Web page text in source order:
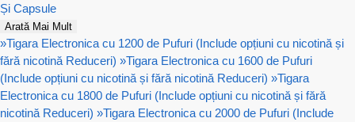
Și Capsule
Arată Mai Mult
»Tigara Electronica cu 1200 de Pufuri (Include opțiuni cu nicotină și
fără nicotină Reduceri) »Tigara Electronica cu 1600 de Pufuri
(Include opțiuni cu nicotină și fără nicotină Reduceri) »Tigara
Electronica cu 1800 de Pufuri (Include opțiuni cu nicotină și fără
nicotină Reduceri) »Tigara Electronica cu 2000 de Pufuri (Include